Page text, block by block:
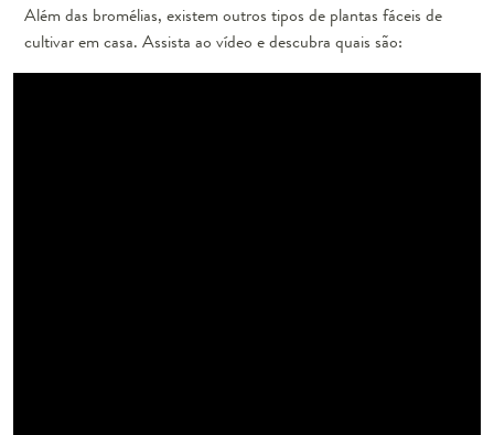
Além das bromélias, existem outros tipos de plantas fáceis de
cultivar em casa. Assista ao vídeo e descubra quais são: